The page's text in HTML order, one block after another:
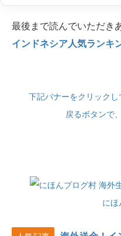
最後まで読んでいただき
インドネシア人気ラン
下記バナーをクリック
戻るボタンで
にほ